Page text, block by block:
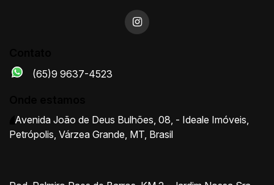
(65)9 9637-4523
Avenida João de Deus Bulhões 08 - Ideale Imóveis
Petrópolis Várzea Grande MT Brasil